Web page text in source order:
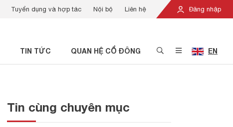
Đăng nhập
Tuyển dụng và hợp tác Nội bộ Liên hệ
TIN TỨC QUAN HỆ CỔ ĐÔNG EN
Tin cùng chuyên mục